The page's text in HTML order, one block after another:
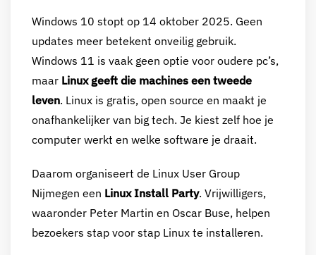
Windows 10 stopt op 14 oktober 2025. Geen
updates meer betekent onveilig gebruik.
Windows 11 is vaak geen optie voor oudere pc’s,
maar Linux geeft die machines een tweede
leven. Linux is gratis, open source en maakt je
onafhankelijker van big tech. Je kiest zelf hoe je
computer werkt en welke software je draait.
Daarom organiseert de Linux User Group
Nijmegen een Linux Install Party. Vrijwilligers,
waaronder Peter Martin en Oscar Buse, helpen
bezoekers stap voor stap Linux te installeren.